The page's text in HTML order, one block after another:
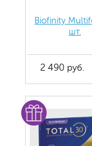
Biofinity
шт.
2 490 руб.